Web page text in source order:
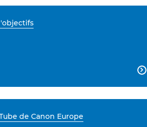

de Canon Europe